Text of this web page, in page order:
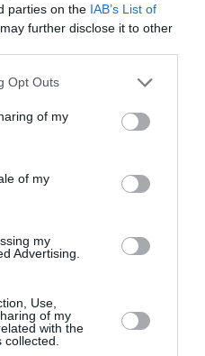
parties on the IAB’s List of
further disclose it to other
uses one or more Google
behaviour. You may click to
and its third-party tags to
purposes in below Google
Opt Outs
of my
of my
my
Advertising.
Use,
of my
with the
σήψη εντοπίστηκε
των Αγίων Ισιδώρων
φαρμάκων καταλήγουν
Κινδύνου - Σε
και υψηλές
πολιτική με
ο θάνατος του Μπράντον
η δασοπυρόσβεση – Να
στους πληγέντες»